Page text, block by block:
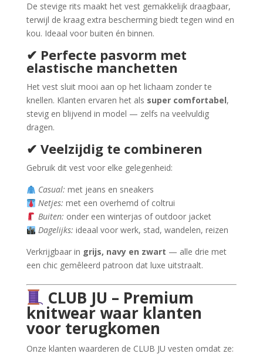
De stevige rits maakt het vest gemakkelijk draagbaar,
terwijl de kraag extra bescherming biedt tegen wind en
kou. Ideaal voor buiten én binnen.
✔ Perfecte pasvorm met
elastische manchetten
Het vest sluit mooi aan op het lichaam zonder te
knellen. Klanten ervaren het als super comfortabel,
stevig en blijvend in model — zelfs na veelvuldig
dragen.
✔ Veelzijdig te combineren
Gebruik dit vest voor elke gelegenheid:
Casual: met jeans en sneakers
Netjes: met een overhemd of coltrui
Buiten: onder een winterjas of outdoor jacket
Dagelijks: ideaal voor werk, stad, wandelen, reizen
Verkrijgbaar in grijs, navy en zwart — alle drie met
een chic gemêleerd patroon dat luxe uitstraalt.
CLUB JU – Premium
knitwear waar klanten
voor terugkomen
Onze klanten waarderen de CLUB JU vesten omdat ze: